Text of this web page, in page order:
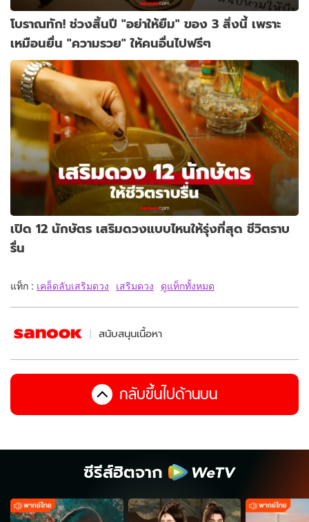
โบราณทัก! ช่วงสิ้นปี "อย่าให้ยืม" ของ 3 สิ่งนี้ เพราะ
เหมือนยื่น "ความรวย" ให้คนอื่นไปฟรีๆ
เปิด 12 นักษัตร เสริมดวงแบบไหนให้รุ่งที่สุด ชีวิตราบ
รื่น
แท็ก : เคล็ดลับเสริมดวง เสริมดวง ดูแท็กทั้งหมด
สนับสนุนเนื้อหา
กลับขึ้นไปด้านบน
ซีรีส์ฮิตจาก